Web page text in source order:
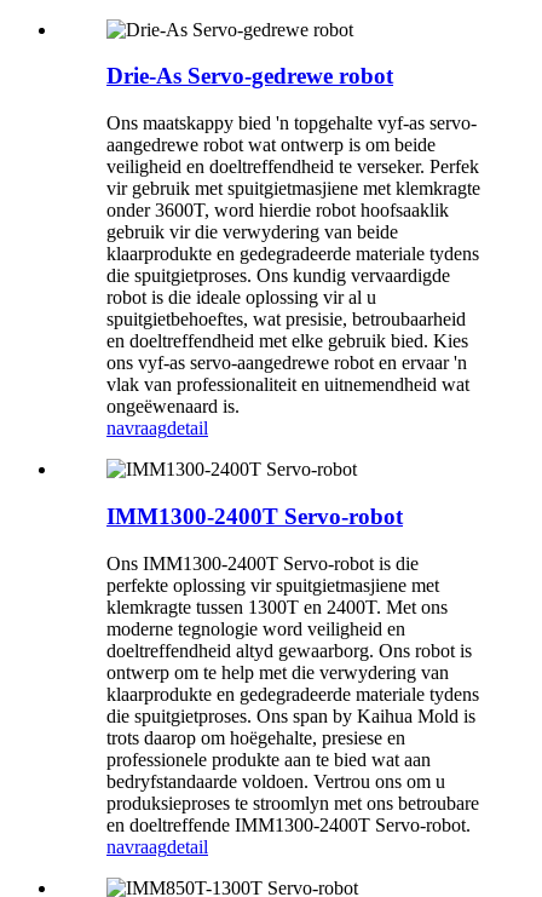
Drie-As Servo-gedrewe robot
Ons maatskappy bied 'n topgehalte vyf-as servo-
aangedrewe robot wat ontwerp is om beide
veiligheid en doeltreffendheid te verseker. Perfek
vir gebruik met spuitgietmasjiene met klemkragte
onder 3600T, word hierdie robot hoofsaaklik
gebruik vir die verwydering van beide
klaarprodukte en gedegradeerde materiale tydens
die spuitgietproses. Ons kundig vervaardigde
robot is die ideale oplossing vir al u
spuitgietbehoeftes, wat presisie, betroubaarheid
en doeltreffendheid met elke gebruik bied. Kies
ons vyf-as servo-aangedrewe robot en ervaar 'n
vlak van professionaliteit en uitnemendheid wat
ongeëwenaard is.
navraagdetail
IMM1300-2400T Servo-robot
Ons IMM1300-2400T Servo-robot is die
perfekte oplossing vir spuitgietmasjiene met
klemkragte tussen 1300T en 2400T. Met ons
moderne tegnologie word veiligheid en
doeltreffendheid altyd gewaarborg. Ons robot is
ontwerp om te help met die verwydering van
klaarprodukte en gedegradeerde materiale tydens
die spuitgietproses. Ons span by Kaihua Mold is
trots daarop om hoëgehalte, presiese en
professionele produkte aan te bied wat aan
bedryfstandaarde voldoen. Vertrou ons om u
produksieproses te stroomlyn met ons betroubare
en doeltreffende IMM1300-2400T Servo-robot.
navraagdetail